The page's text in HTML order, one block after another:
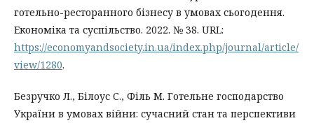
готельно-ресторанного бізнесу в умовах сьогодення.
Економіка та суспільство. 2022. № 38. URL:
https://economyandsociety.in.ua/index.php/journal/article/
view/1280.
Безручко Л., Білоус С., Філь М. Готельне господарство
України в умовах війни: сучасний стан та перспективи